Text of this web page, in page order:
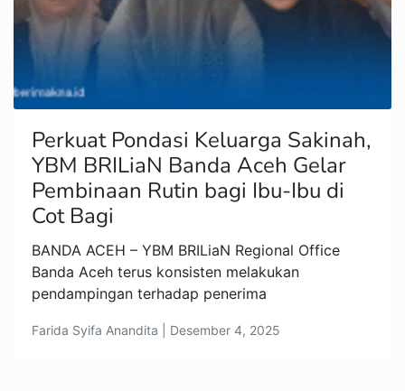
Perkuat Pondasi Keluarga Sakinah,
YBM BRILiaN Banda Aceh Gelar
Pembinaan Rutin bagi Ibu-Ibu di
Cot Bagi
BANDA ACEH – YBM BRILiaN Regional Office
Banda Aceh terus konsisten melakukan
pendampingan terhadap penerima
Farida Syifa Anandita | Desember 4, 2025